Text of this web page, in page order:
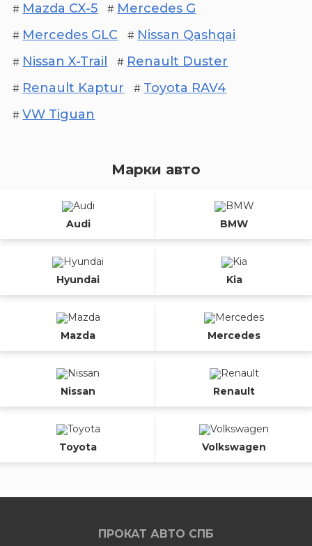
# Mazda СX-5 # Mercedes G
# Mercedes GLC # Nissan Qashqai
# Nissan X-Trail # Renault Duster
# Renault Kaptur # Toyota RAV4
#VW Tiguan
Марки авто
Audi BMW
Hyundai Kia
Mazda Mercedes
Nissan Renault
Toyota Volkswagen
ПРОКАТ АВТО СПБ